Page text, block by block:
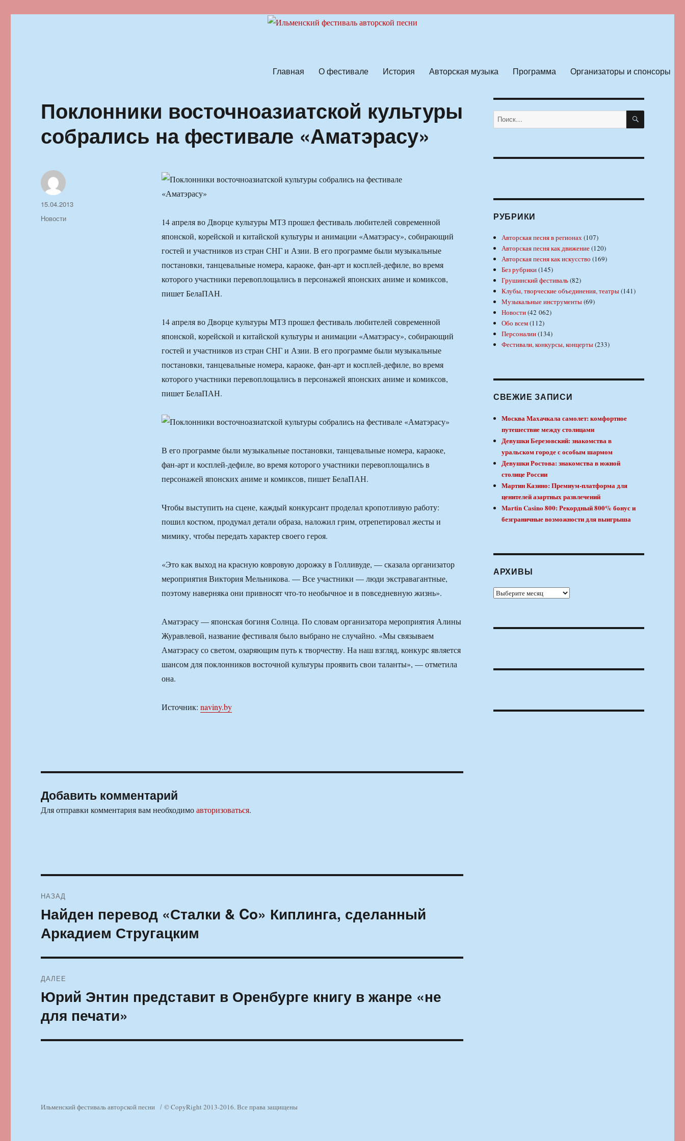
Главная О фестивале История Авторская музыка Программа Организаторы и спонсоры
Поклонники восточноазиатской культуры
собрались на фестивале «Аматэрасу»
14 апреля во Дворце культуры МТЗ прошел фестиваль любителей современной
японской, корейской и китайской культуры и анимации «Аматэрасу», собирающий
гостей и участников из стран СНГ и Азии. В его программе были музыкальные
постановки, танцевальные номера, караоке, фан-арт и косплей-дефиле, во время
которого участники перевоплощались в персонажей японских аниме и комиксов,
пишет БелаПАН.
14 апреля во Дворце культуры МТЗ прошел фестиваль любителей современной
японской, корейской и китайской культуры и анимации «Аматэрасу», собирающий
гостей и участников из стран СНГ и Азии. В его программе были музыкальные
постановки, танцевальные номера, караоке, фан-арт и косплей-дефиле, во время
которого участники перевоплощались в персонажей японских аниме и комиксов,
пишет БелаПАН.
В его программе были музыкальные постановки, танцевальные номера, караоке,
фан-арт и косплей-дефиле, во время которого участники перевоплощались в
персонажей японских аниме и комиксов, пишет БелаПАН.
Чтобы выступить на сцене, каждый конкурсант проделал кропотливую работу:
пошил костюм, продумал детали образа, наложил грим, отрепетировал жесты и
мимику, чтобы передать характер своего героя.
«Это как выход на красную ковровую дорожку в Голливуде, — сказала организатор
мероприятия Виктория Мельникова. — Все участники — люди экстравагантные,
поэтому наверняка они привносят что-то необычное и в повседневную жизнь».
Аматэрасу — японская богиня Солнца. По словам организатора мероприятия Алины
Журавлевой, название фестиваля было выбрано не случайно. «Мы связываем
Аматэрасу со светом, озаряющим путь к творчеству. На наш взгляд, конкурс является
шансом для поклонников восточной культуры проявить свои таланты», — отметила
она.
Источник: naviny.by
Автор
Опубликовано
15.04.2013
Рубрики
Новости
Добавить комментарий
Для отправки комментария вам необходимоавторизоваться.
по
записям
НАЗАД
Предыдущая
запись:
Найден перевод «Сталки & Co» Киплинга, сделанный
Аркадием Стругацким
ДАЛЕЕ
Следующая
запись:
Юрий Энтин представит в Оренбурге книгу в жанре «не
для печати»
Искать: ПОИСК
РУБРИКИ
Авторская песня в регионах(107)
Авторская песня как движение(120)
Авторская песня как искусство (169)
Без рубрики(145)
Грушинский фестиваль(82)
Клубы, творческие объединения, театры(141)
Музыкальные инструменты(69)
Новости(42 062)
Обо всем(112)
Персоналии(134)
Фестивали, конкурсы, концерты(233)
СВЕЖИЕ ЗАПИСИ
Москва Махачкала самолет: комфортное
путешествие между столицами
Девушки Березовский: знакомства в
уральском городе с особым шармом
Девушки Ростова: знакомства в южной
столице России
Мартин Казино: Премиум-платформа для
ценителей азартных развлечений
Martin Casino 800: Рекордный 800% бонус и
безграничные возможности для выигрыша
АРХИВЫ
Архивы
Ильменский фестиваль авторской песни © CopyRight 2013-2016. Все права защищены